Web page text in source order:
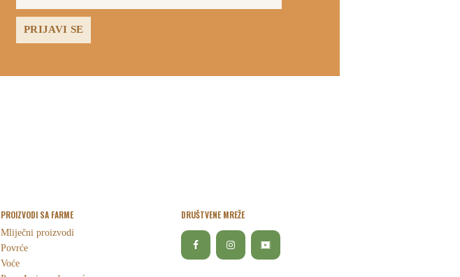
PROIZVODI SA FARME
Mliječni proizvodi
Povrće
Voće
DRUŠTVENE MREŽE